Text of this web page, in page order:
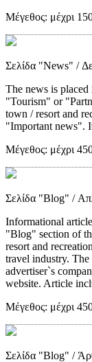
Μέγεθος: μέχρι
Σελίδα "News" /
The news is
"Tourism" or
town / resort and
"Important news".
Μέγεθος: μέχρι
Σελίδα "Blog" /
Informational
"Blog" section of
resort and
travel industry.
advertiser`s
website. Article
Μέγεθος: μέχρι
Σελίδα "Blog" /